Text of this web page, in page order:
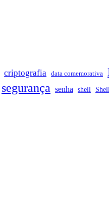
criptografia data comemorativa
segurança senha shell